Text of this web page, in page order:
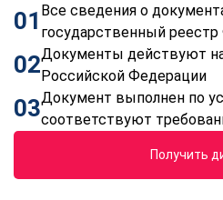
01 Все сведения о
государственный
02Документы действуют
Российской Федерации
03Документ выполнен по
соответствуют
Получить